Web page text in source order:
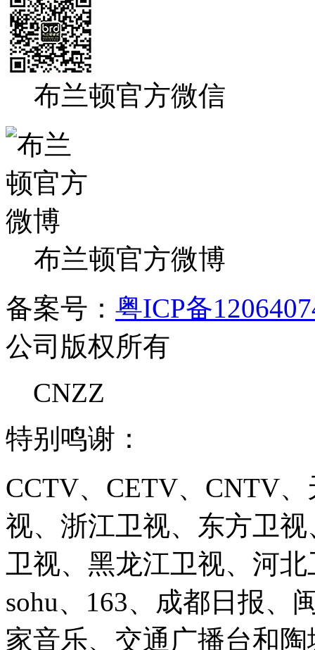
布兰顿官方微信
布兰顿官方微博
备案号： 粤ICP备
公司版权所有
CNZZ
特别鸣谢：
CCTV、CETV、CNTV
视、浙江卫视、东方卫
卫视、黑龙江卫视、河北
sohu、163、成都日报、
家音乐、交通广播台和